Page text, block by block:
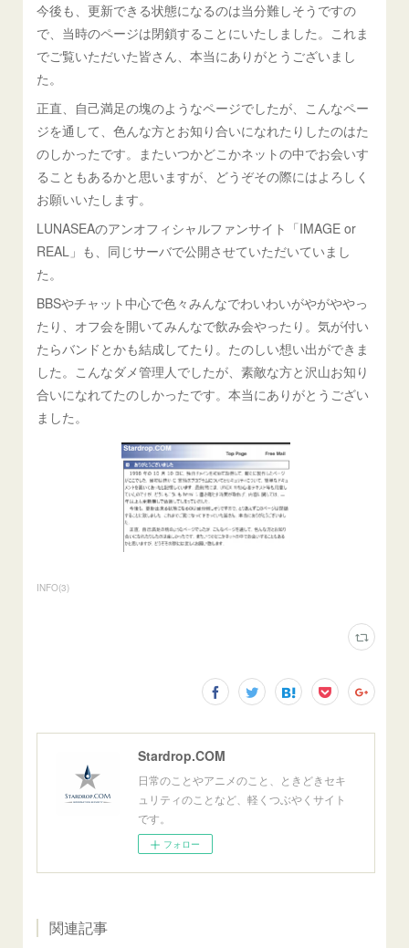
今後も、更新できる状態になるのは当分難しそうですの
で、当時のページは閉鎖することにいたしました。これま
でご覧いただいた皆さん、本当にありがとうございまし
た。
正直、自己満足の塊のようなページでしたが、こんなペー
ジを通して、色んな方とお知り合いになれたりしたのはた
のしかったです。またいつかどこかネットの中でお会いす
ることもあるかと思いますが、どうぞその際にはよろしく
お願いいたします。
LUNASEAのアンオフィシャルファンサイト「IMAGE or
REAL」も、同じサーバで公開させていただいていまし
た。
BBSやチャット中心で色々みんなでわいわいがやがややっ
たり、オフ会を開いてみんなで飲み会やったり。気が付い
たらバンドとかも結成してたり。たのしい想い出ができま
した。こんなダメ管理人でしたが、素敵な方と沢山お知り
合いになれてたのしかったです。本当にありがとうござい
ました。
INFO(3)
Stardrop.COM
日常のことやアニメのこと、ときどきセキ
ュリティのことなど、軽くつぶやくサイト
です。
フォロー
関連記事